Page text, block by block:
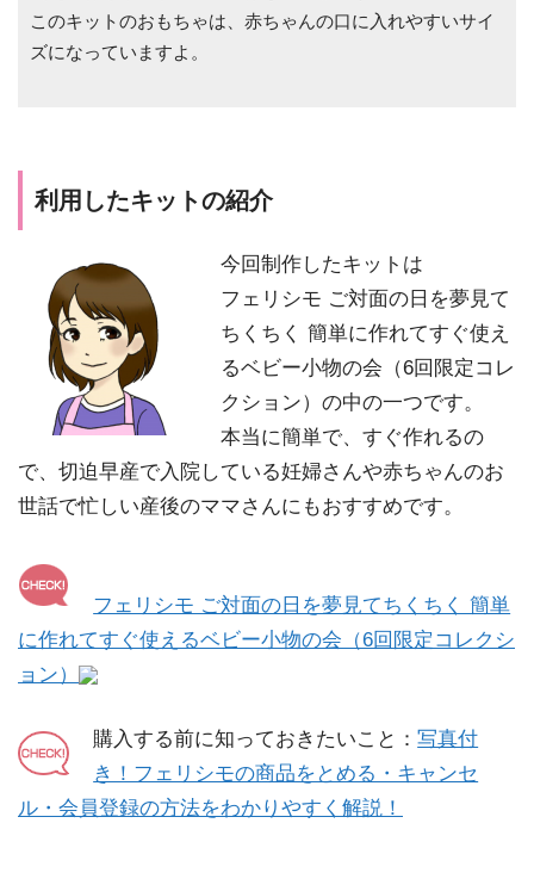
このキットのおもちゃは、赤ちゃんの口に入れやすいサイ
ズになっていますよ。
利用したキットの紹介
今回制作したキットは
フェリシモ ご対面の日を夢見て
ちくちく 簡単に作れてすぐ使え
るベビー小物の会（6回限定コレ
クション）の中の一つです。
本当に簡単で、すぐ作れるの
で、切迫早産で入院している妊婦さんや赤ちゃんのお
世話で忙しい産後のママさんにもおすすめです。
フェリシモ ご対面の日を夢見てちくちく 簡単
に作れてすぐ使えるベビー小物の会（6回限定コレクシ
ョン）
購入する前に知っておきたいこと：写真付
き！フェリシモの商品をとめる・キャンセ
ル・会員登録の方法をわかりやすく解説！